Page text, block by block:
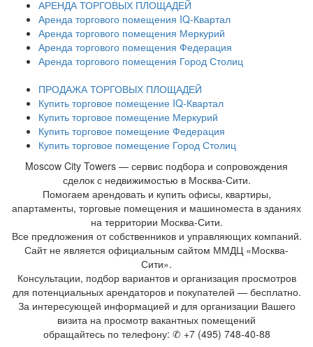
АРЕНДА ТОРГОВЫХ ПЛОЩАДЕЙ
Аренда торгового помещения IQ-Квартал
Аренда торгового помещения Меркурий
Аренда торгового помещения Федерация
Аренда торгового помещения Город Столиц
ПРОДАЖА ТОРГОВЫХ ПЛОЩАДЕЙ
Купить торговое помещение IQ-Квартал
Купить торговое помещение Меркурий
Купить торговое помещение Федерация
Купить торговое помещение Город Столиц
Moscow City Towers — сервис подбора и сопровождения
сделок с недвижимостью в Москва-Сити.
Помогаем арендовать и купить офисы, квартиры,
апартаменты, торговые помещения и машиноместа в зданиях
на территории Москва-Сити.
Все предложения от собственников и управляющих компаний.
Сайт не является официальным сайтом ММДЦ «Москва-
Сити».
Консультации, подбор вариантов и организация просмотров
для потенциальных арендаторов и покупателей — бесплатно.
За интересующей информацией и для организации Вашего
визита на просмотр вакантных помещений
обращайтесь по телефону: ✆ +7 (495) 748-40-88